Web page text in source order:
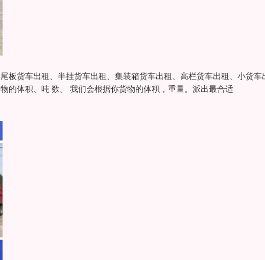
板货车出租、半挂货车出租、集装箱货车出租、高栏货车出租、小货车
的体积、吨 数。 我们会根据你货物的体积，重量。派出最合适